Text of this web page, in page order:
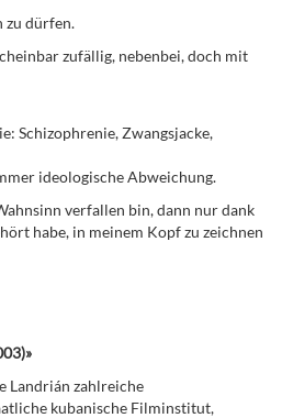
zu dürfen.
zufällig, nebenbei, doch mit
Schizophrenie, Zwangsjacke,
ideologische Abweichung.
verfallen bin, dann nur dank
habe, in meinem Kopf zu zeichnen
Landrián zahlreiche
kubanische Filminstitut,